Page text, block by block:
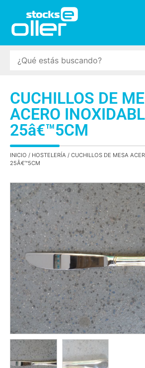
CUCHILLOS DE
ACERO
25â€™5CM
INICIO / HOSTELERÍA / CUCHILLOS DE MESA
25Â€™5CM